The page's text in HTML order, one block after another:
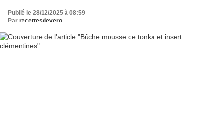
Publié le 28/12/2025 à 08:59
Par recettesdevero